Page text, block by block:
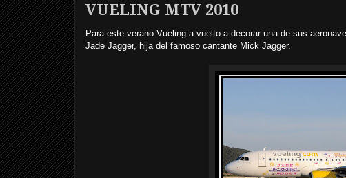
VUELING MTV 2010
Para este verano Vueling a vuelto a decorar una de sus
Jade Jagger, hija del famoso cantante Mick Jagger.